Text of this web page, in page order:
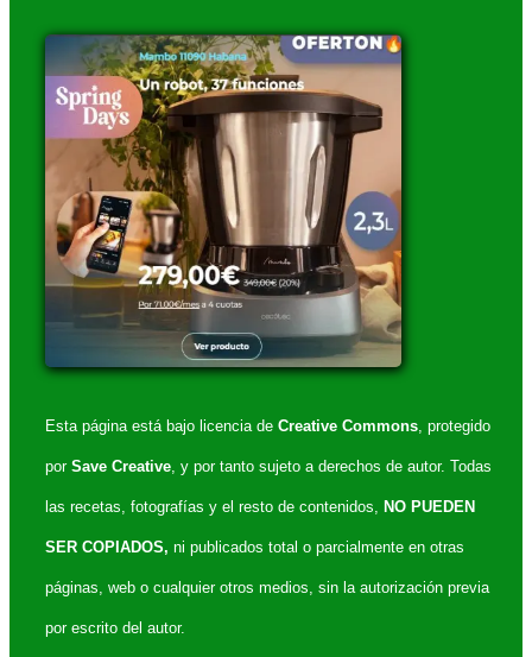
Esta página está bajo licencia de Creative Commons, protegido
por Save Creative, y por tanto sujeto a derechos de autor. Todas
las recetas, fotografías y el resto de contenidos, NO PUEDEN
SER COPIADOS, ni publicados total o parcialmente en otras
páginas, web o cualquier otros medios, sin la autorización previa
por escrito del autor.